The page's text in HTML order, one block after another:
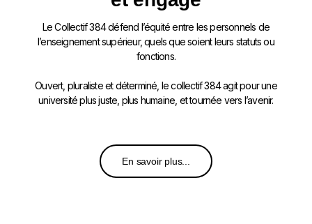
Le Collectif 384 défend l’équité entre les personnels de
l’enseignement supérieur, quels que soient leurs statuts ou
fonctions.
Ouvert, pluraliste et déterminé, le collectif 384 agit pour une
université plus juste, plus humaine, et tournée vers l’avenir.
En savoir plus...